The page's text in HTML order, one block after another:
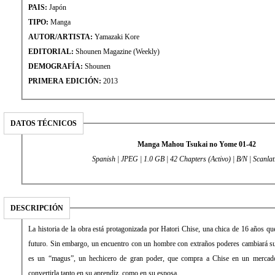
PAIS: Japón
TIPO: Manga
AUTOR/ARTISTA: Yamazaki Kore
EDITORIAL: Shounen Magazine (Weekly)
DEMOGRAFÍA: Shounen
PRIMERA EDICIÓN: 2013
DATOS TÉCNICOS
Manga Mahou Tsukai no Yome 01-42
Spanish | JPEG | 1.0 GB | 42 Chapters (Activo) | B/N |
DESCRIPCIÓN
La historia de la obra está protagonizada por Hatori Chise, una chica de 16 años
futuro. Sin embargo, un encuentro con un hombre con extraños poderes cambiará
es un “magus”, un hechicero de gran poder, que compra a Chise en un
convertirla tanto en su aprendiz, como en su esposa.